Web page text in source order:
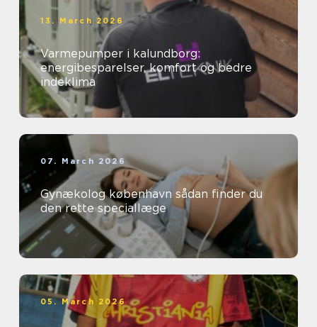
13. March 2026
Varmepumper i kalundborg:
energibesparelser, komfort og bedre
indeklima
07. March 2026
Gynækolog københavn sådan finder du
den rette speciallæge
05. March 2026